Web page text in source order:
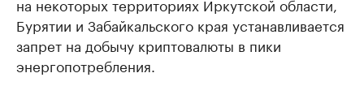
на некоторых территориях Иркутской области,
Бурятии и Забайкальского края устанавливается
запрет на добычу криптовалюты в пики
энергопотребления.